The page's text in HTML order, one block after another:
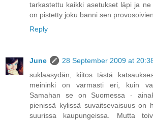
tarkastettu kaikki asetukset läpi ja
on pistetty joku banni sen
Reply
June
28 September 2009 at
suklaasydän, kiitos tästä
meininki on varmasti eri, kuin
Samahan se on Suomessa -
pienissä kylissä suvaitsevaisuus on
suurissa kaupungeissa. Mutta